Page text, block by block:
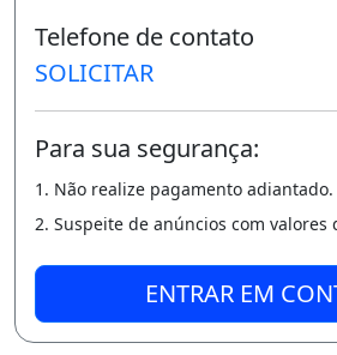
com modulados, área de
social;
Acabamentos do Imóvel:
- Bancada da cozinha em
- Bancada do banheiro em
Ficam no imóvel:
Telefone de contato
SOLICITAR
Para sua segurança:
1. Não realize pagamento adiantado.
2. Suspeite de anúncios com valores
ENTRAR EM